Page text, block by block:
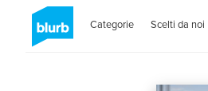
Categorie Scelti da noi